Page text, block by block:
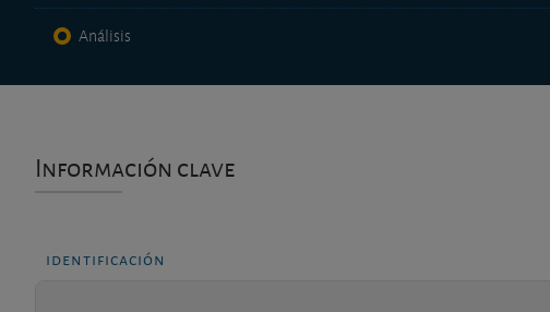
Análisis
Información clave
identificación